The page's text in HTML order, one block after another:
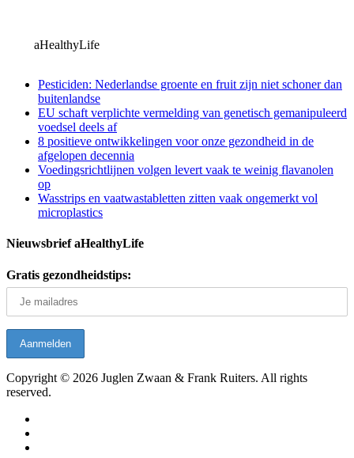
aHealthyLife
Pesticiden: Nederlandse groente en fruit zijn niet schoner dan
buitenlandse
EU schaft verplichte vermelding van genetisch gemanipuleerd
voedsel deels af
8 positieve ontwikkelingen voor onze gezondheid in de
afgelopen decennia
Voedingsrichtlijnen volgen levert vaak te weinig flavanolen
op
Wasstrips en vaatwastabletten zitten vaak ongemerkt vol
microplastics
Nieuwsbrief aHealthyLife
Gratis gezondheidstips:
Copyright © 2026 Juglen Zwaan & Frank Ruiters. All rights
reserved.